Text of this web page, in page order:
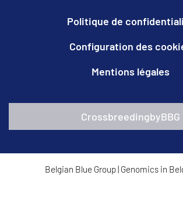
Politique de
Configuration des
Mentions légales
CrossbreedingbyBBG
Belgian Blue Group| Genomics in